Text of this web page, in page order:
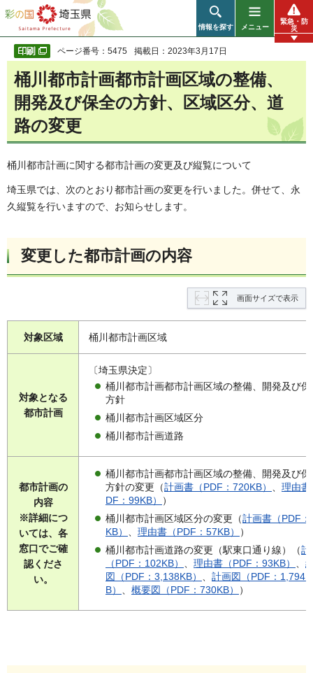
彩の国 埼玉県
情報を探す メニュー
緊急・防
災
ページ番号：5475 掲載日：2023年3月17日
桶川都市計画都市計画区域の整備、
開発及び保全の方針、区域区分、道
路の変更
桶川都市計画に関する都市計画の変更及び縦覧について
埼玉県では、次のとおり都市計画の変更を行いました。併せて、永
久縦覧を行いますので、お知らせします。
変更した都市計画の内容
画面サイズで表示
対象区域 桶川都市計画区域
対象となる
都市計画
〔埼玉県決定〕
桶川都市計画都市計画区域の整備、開発及び保
方針
桶川都市計画区域区分
桶川都市計画道路
都市計画の
内容
※詳細につ
いては、各
窓口でご確
認くださ
い。
桶川都市計画都市計画区域の整備、開発及び保
方針の変更（計画書（PDF：720KB）
理由書
DF：99KB）
）
桶川都市計画区域区分の変更（計画書（PDF
KB）
理由書（PDF：57KB）
）
桶川都市計画道路の変更（駅東口通り線）（計
（PDF：102KB）
理由書（PDF：93KB）
図（PDF：3,138KB）
計画図（PDF：1,794K
B）
概要図（PDF：730KB） ）